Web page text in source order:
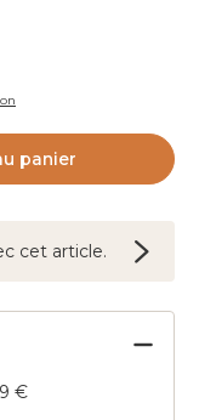
panier
cet article.
€